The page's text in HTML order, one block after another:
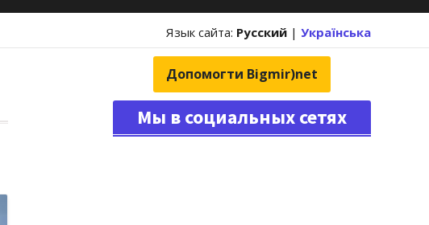
Язык сайта: Русский | Українська
Допомогти Bigmir)net
Мы в социальных сетях